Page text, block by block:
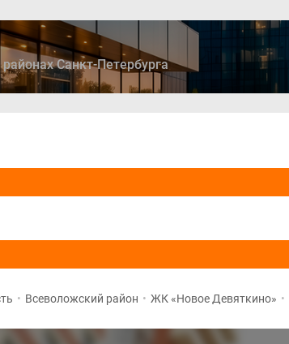
Санкт-Петербурга
• Всеволожский район • ЖК «Новое Девяткино» •